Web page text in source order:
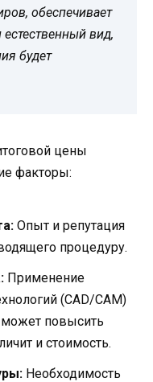
обеспечивает
вид,
будет
цены
факторы:
Опыт и репутация
процедуру.
Применение
(CAD/CAM)
может повысить
и стоимость.
Необходимость